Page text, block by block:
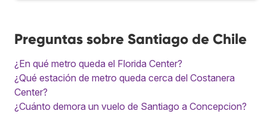
Preguntas sobre Santiago de Chile
¿En qué metro queda el Florida Center?
¿Qué estación de metro queda cerca del Costanera
Center?
¿Cuánto demora un vuelo de Santiago a Concepcion?